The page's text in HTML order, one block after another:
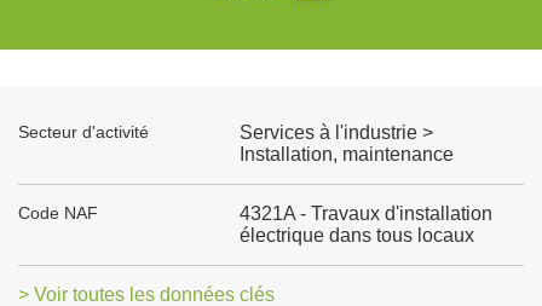
Secteur d'activité
Services à l'industrie >
Installation, maintenance
Code NAF
4321A - Travaux d'installation
électrique dans tous locaux
> Voir toutes les données clés